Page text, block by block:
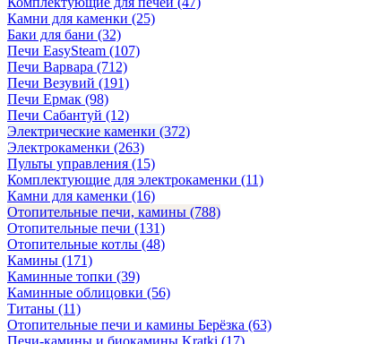
Камни для каменки (25)
Баки для бани (32)
Печи EasySteam (107)
Печи Варвара (712)
Печи Везувий (191)
Печи Ермак (98)
Печи Сабантуй (12)
Электрические каменки (372)
Электрокаменки (263)
Пульты управления (15)
Комплектующие для электрокаменки (11)
Камни для каменки (16)
Отопительные печи, камины (788)
Отопительные печи (131)
Отопительные котлы (48)
Камины (171)
Каминные топки (39)
Каминные облицовки (56)
Титаны (11)
Отопительные печи и камины Берёзка (63)
Печи-камины и биокамины Kratki (17)